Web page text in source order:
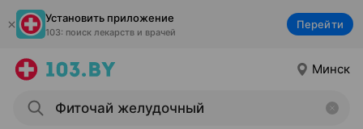
Установить приложение
103: поиск лекарств и врачей
Перейти
Минск